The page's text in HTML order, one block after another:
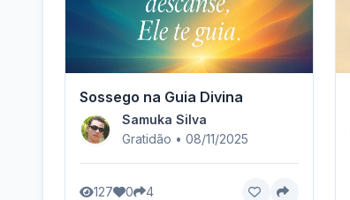
Sossego na Guia Divina
Samuka Silva
Gratidão • 08/11/2025
127 0 4